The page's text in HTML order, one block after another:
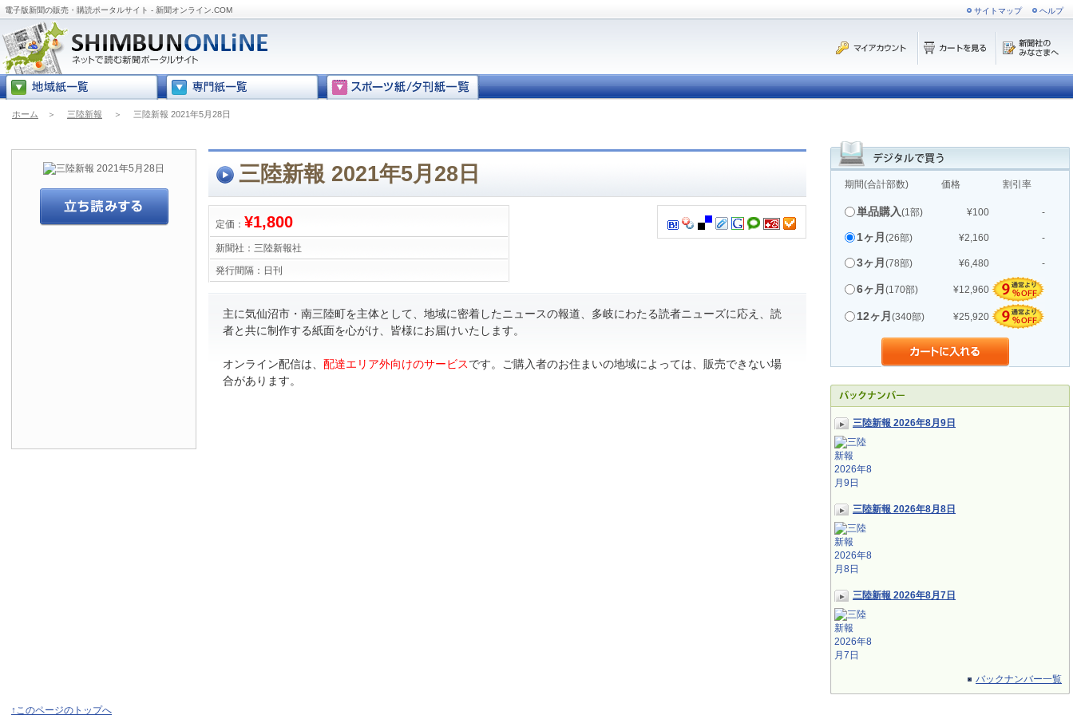
電子版新聞の販売・購読ポータルサイト - 新聞オンライン.COM サイトマップ ヘルプ
ホーム ＞ 三陸新報 ＞ 三陸新報 2021年5月28日
期間(合計部数) 価格 割引率
単品購入(1部) ¥100 -
1ヶ月 (26部) ¥2,160 -
3ヶ月 (78部) ¥6,480 -
6ヶ月 (170部) ¥12,960
12ヶ月 (340部) ¥25,920
三陸新報 2026年8月9日
三陸新報 2026年8月8日
三陸新報 2026年8月7日
バックナンバー一覧
三陸新報 2021年5月28日
定価： ¥1,800
新聞社： 三陸新報社
発行間隔： 日刊
主に気仙沼市・南三陸町を主体として、地域に密着したニュースの報道、多岐にわたる読者ニューズに応え、読
者と共に制作する紙面を心がけ、皆様にお届けいたします。
オンライン配信は、 配達エリア外向けのサービスです。ご購入者のお住まいの地域によっては、販売できない場
合があります。
↑このページのトップへ